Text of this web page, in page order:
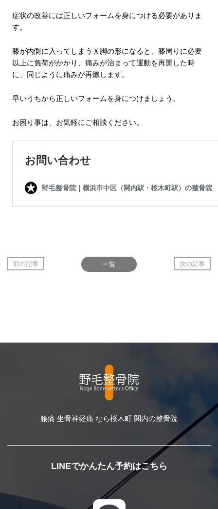
症状の改善には正しいフォームを身につける必要がありま
す。
膝が内側に入ってしまうＸ脚の形になると、膝周りに必要
以上に負荷がかかり、痛みが治まって運動を再開した時
に、同じように痛みが再燃します。
早いうちから正しいフォームを身につけましょう。
お困り事は、お気軽にご相談ください。
前の記事 一覧 次の記事
腰痛 坐骨神経痛 なら桜木町 関内の整骨院
LINEでかんたん予約はこちら